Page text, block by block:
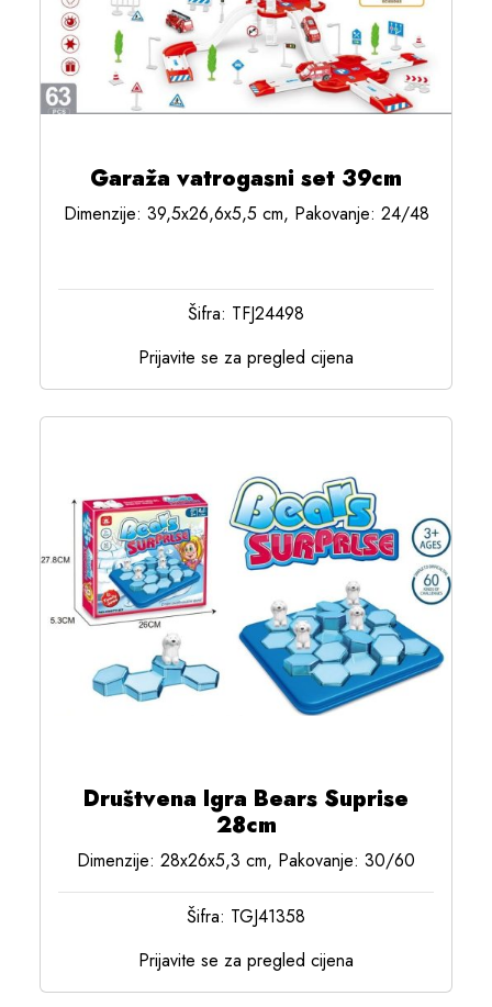
Garaža vatrogasni set 39cm
Dimenzije: 39,5x26,6x5,5 cm, Pakovanje: 24/48
Šifra: TFJ24498
Prijavite se za pregled cijena
Društvena Igra Bears Suprise
28cm
Dimenzije: 28x26x5,3 cm, Pakovanje: 30/60
Šifra: TGJ41358
Prijavite se za pregled cijena